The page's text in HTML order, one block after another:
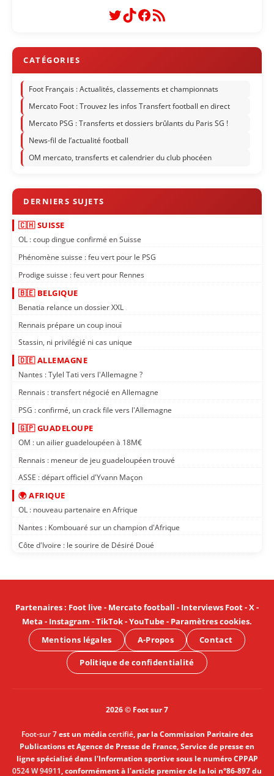
Twitter
TikTok
Facebook
Flux RSS
Foot Français : Actualités, classements et championnats
Mercato Foot : Trouvez les infos Transfert football en direct
Mercato PSG : Transferts et dossiers brûlants du Paris SG !
News-fil de l’actualité football
OM mercato, transferts et calendrier du club phocéen
🇨🇭 SUISSE
OL : coup dingue confirmé en Suisse
Phénomène suisse : feu vert pour le PSG
Prodige suisse : feu vert pour Rennes
🇧🇪 BELGIQUE
Benatia relance un dossier XXL
Rennais prépare un coup inouï
Stassin, ni privilégié ni cas unique
🇩🇪 ALLEMAGNE
Nantes : Tylel Tati vers l'Allemagne ?
Rennais : transfert négocié en Allemagne
PSG : confirmé, un crack file vers l'Allemagne
🇬🇵 GUADELOUPE
OM : un ailier guadeloupéen à 18M€
Rennais : meneur de jeu guadeloupéen trouvé
ASSE : départ officiel d'Yvann Maçon
🌍 AFRIQUE
OL : nouveau partenaire en Afrique
Nantes : Kombouaré sur un champion d'Afrique
Côte d'Ivoire : le sourire de Désiré Doué
Partenaires: Foot live- Mercato football - Interviews Foot-X-
Meta - Instagram -TikTok-YouTube- Paramètres cookies.
Mentions légales
A-Propos Contact
Politique de confidentialité
2026 © Foot sur 7
Foot-sur 7est un médiacertifié, par la Commission Paritaire des
Publications et Agence de Presse de France, Service de presse en
ligne spécialisé dans l'Information sportive sous le numéro CPPAP
0524 W 94911, conformément à l'article premier de la loi n°86-897 du